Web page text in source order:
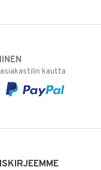
kautta